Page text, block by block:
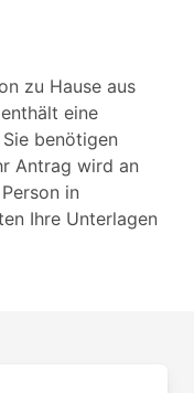
zu Hause aus
eine
benötigen
Antrag wird an
in
Ihre Unterlagen